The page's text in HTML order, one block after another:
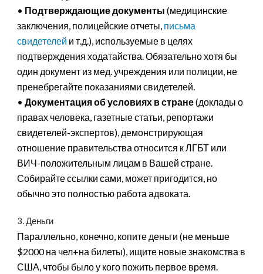
• Подтверждающие документы (медицинские
заключения, полицейские отчеты, письма
свидетелей и т.д.), используемые в целях
подтверждения ходатайства. Обязательно хотя бы
один документ из мед. учреждения или полиции, не
пренебрегайте показаниями свидетелей.
•Документация об условиях в стране(доклады о
правах человека, газетные статьи, репортажи
свидетелей-экспертов), демонстрирующая
отношение правительства относится к ЛГБТ или
ВИЧ-положительным лицам в Вашей стране.
Собирайте ссылки сами, может пригодится, но
обычно это полностью работа адвоката.
3. Деньги
Параллельно, конечно, копите деньги (не меньше
$2000 на чел+на билеты), ищите новые знакомства в
США, чтобы было у кого пожить первое время.